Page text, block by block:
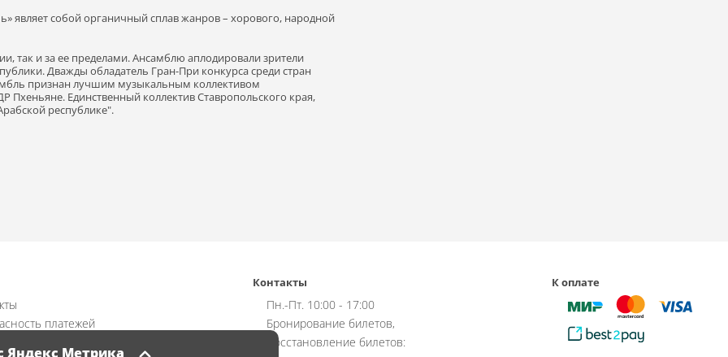
являет собой органичный сплав жанров – хорового, народной
так и за ее пределами. Ансамблю аплодировали зрители
Дважды обладатель Гран-При конкурса среди стран
признан лучшим музыкальным коллективом
Пхеньяне. Единственный коллектив Ставропольского края,
республике".
платежей
Контакты
Пн.-Пт. 10:00 - 17:00
Бронирование билетов,
Восстановление билетов:
К оплате
Яндекс Метрика